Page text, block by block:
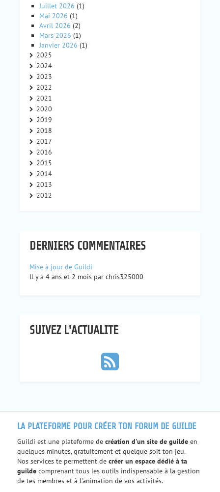
Juillet 2026 (1)
Mai 2026 (1)
Avril 2026 (2)
Mars 2026 (1)
Janvier 2026 (1)
2025
2024
2023
2022
2021
2020
2019
2018
2017
2016
2015
2014
2013
2012
DERNIERS COMMENTAIRES
Mise à jour de Guildi
Il y a 4 ans et 2 mois par chris325000
SUIVEZ L'ACTUALITÉ
LA PLATEFORME POUR CRÉER TON FORUM DE GUILDE
Guildi est une plateforme de création d'un site de guilde en
quelques minutes, gratuitement et quelque soit ton jeu.
Nos services te permettent de créer un espace dédié à ta
guilde comprenant tous les outils indispensable à la gestion
de tes membres et à l'animation de vos activités.